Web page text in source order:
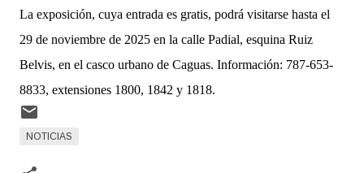
La exposición, cuya entrada es gratis, podrá visitarse hasta el
29 de noviembre de 2025 en la calle Padial, esquina Ruiz
Belvis, en el casco urbano de Caguas. Información: 787-653-
8833, extensiones 1800, 1842 y 1818.
NOTICIAS